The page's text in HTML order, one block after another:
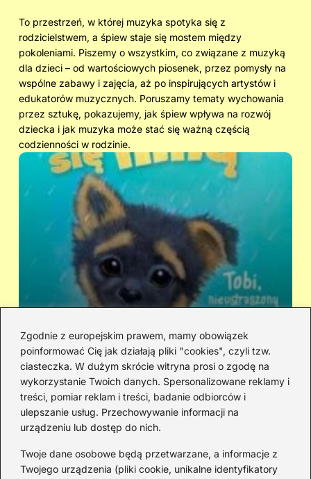
Zgodnie z europejskim prawem, mamy obowiązek
poinformować Cię jak działają pliki "cookies", czyli tzw.
ciasteczka. W dużym skrócie witryna prosi o zgodę na
wykorzystanie Twoich danych. Spersonalizowane reklamy i
treści, pomiar reklam i treści, badanie odbiorców i
ulepszanie usług. Przechowywanie informacji na
urządzeniu lub dostęp do nich.
Twoje dane osobowe będą przetwarzane, a informacje z
Twojego urządzenia (pliki cookie, unikalne identyfikatory
To przestrzeń, w której muzyka spotyka się z
rodzicielstwem, a śpiew staje się mostem między
pokoleniami. Piszemy o wszystkim, co związane z muzyką
dla dzieci – od wartościowych piosenek, przez pomysły na
wspólne zabawy i zajęcia, aż po inspirujących artystów i
edukatorów muzycznych. Poruszamy tematy wychowania
przez sztukę, pokazujemy, jak śpiew wpływa na rozwój
dziecka i jak muzyka może stać się ważną częścią
codzienności w rodzinie.
Kto śpiewa „Zaopiekuj się mną”? IRA
czy Rezerwat — prawda o dwóch
wersjach
Redakcja
JazzJuniors.pl to miejsce dla rodziców, nauczycieli,